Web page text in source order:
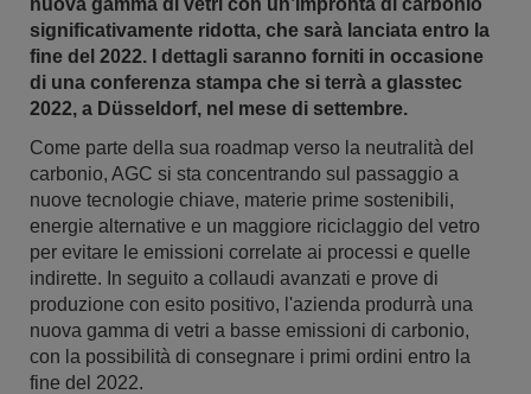
nuova gamma di vetri con un’impronta di carbonio
significativamente ridotta, che sarà lanciata entro la
fine del 2022. I dettagli saranno forniti in occasione
di una conferenza stampa che si terrà a glasstec
2022, a Düsseldorf, nel mese di settembre.
Come parte della sua roadmap verso la neutralità del
carbonio, AGC si sta concentrando sul passaggio a
nuove tecnologie chiave, materie prime sostenibili,
energie alternative e un maggiore riciclaggio del vetro
per evitare le emissioni correlate ai processi e quelle
indirette. In seguito a collaudi avanzati e prove di
produzione con esito positivo, l'azienda produrrà una
nuova gamma di vetri a basse emissioni di carbonio,
con la possibilità di consegnare i primi ordini entro la
fine del 2022.